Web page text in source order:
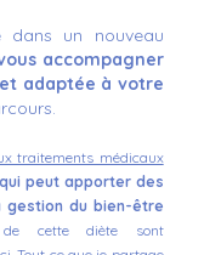
dans un nouveau
accompagner
adaptée à votre
traitements médicaux
peut apporter des
gestion du bien-être
cette diète sont